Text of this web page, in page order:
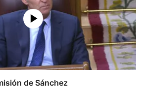
de Sánchez